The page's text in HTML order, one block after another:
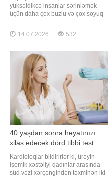
yüksəldikcə insanlar sərinləmək
üçün daha çox buzlu və çox soyuq
mütəxəssislər xəbərdarlıq edirlər ki,
həddindən artıq soyuq suyun
mənfi təsir göstərə bilər. Ölkə.az
xəbər verir ki, həkimlərin sözlərinə
görə, çox soyu
14.07.2026 532
40 yaşdan sonra həyatınızı
xilas edəcək dörd tibbi test
Kardioloqlar bildirirlər ki, ürəyin
işemik xəstəliyi qadınlar arasında
süd vəzi xərçəngindən təxminən iki